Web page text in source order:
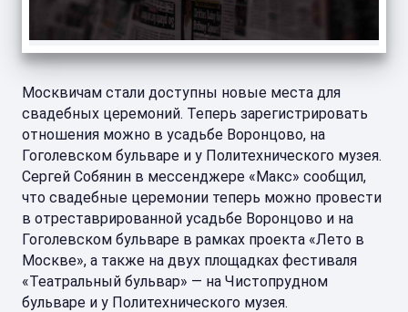
Москвичам стали доступны новые места для
свадебных церемоний. Теперь зарегистрировать
отношения можно в усадьбе Воронцово, на
Гоголевском бульваре и у Политехнического музея.
Сергей Собянин в мессенджере «Макс» сообщил,
что свадебные церемонии теперь можно провести
в отреставрированной усадьбе Воронцово и на
Гоголевском бульваре в рамках проекта «Лето в
Москве», а также на двух площадках фестиваля
«Театральный бульвар» — на Чистопрудном
бульваре и у Политехнического музея.